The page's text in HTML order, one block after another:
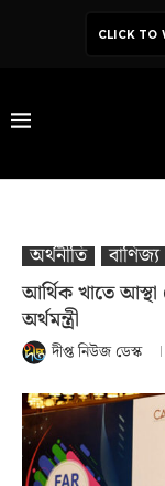
CLICK TO
অর্থনীতি
বাণিজ্য
আর্থিক খাতে
অর্থমন্ত্রী
দীপ্ত নিউজ ডেস্ক